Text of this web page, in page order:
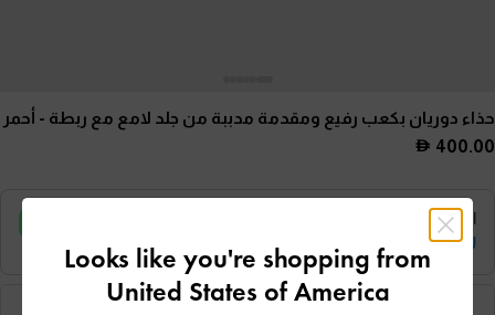
حذاء دوريان بكعب رفيع ومقدمة مدببة من جلد لامع مع ربطة - أحمر
400.00
Looks like you're shopping from
United States of America